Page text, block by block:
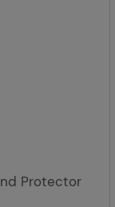
Protector